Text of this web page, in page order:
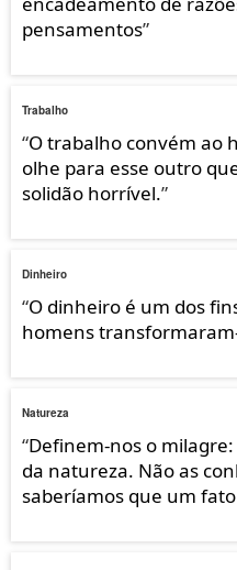
pensamentos”
Trabalho
“O trabalho convém ao
olhe para esse outro
solidão horrível.”
Dinheiro
“O dinheiro é um dos
homens
Natureza
“Definem-nos o
da natureza. Não as
saberíamos que um